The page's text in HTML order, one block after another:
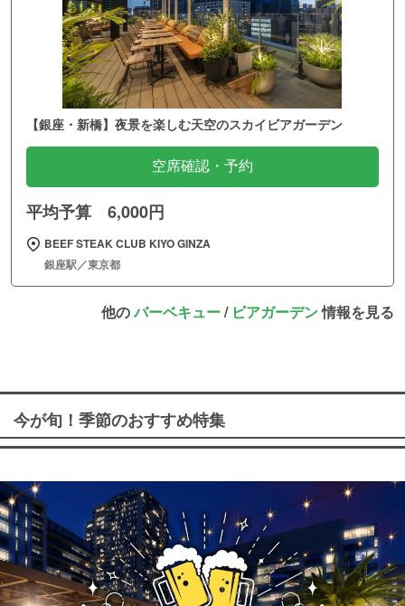
【銀座・新橋】夜景を楽しむ天空のスカイビアガーデン
空席確認・予約
平均予算 6,000円
BEEF STEAK CLUB KIYO GINZA
銀座駅／東京都
他のバーベキュー/ ビアガーデン情報を見る
今が旬！季節のおすすめ特集